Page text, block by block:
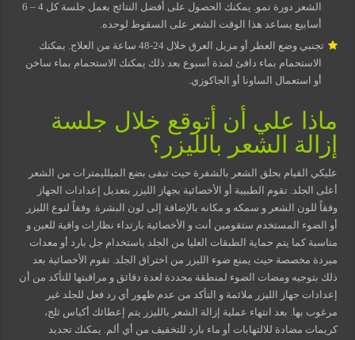
الشعر دورة نمو. يمكنك الحصول على أفضل النتائج بعمل جلسة كل 4 – 6
أسابيع يساعد هذا الوقت الشعر على السقوط لوحده.
تجنبي وضع العطر أو مزيل العرق خلال 24-48 ساعة من العلاج. يمكنك
الاستحمام بماء دافئ لمدة أسبوع بعد ذلك يمكنك الاستحمام بماء ساخن
أو استعمال الساونا أو الجاكوزي.
ماذا علي أن أتوقع خلال جلسة
إزالة الشعر بالليزر؟
عليكي القيام بحلق الشعر بالشفرة حيث تبقى بضع الميلليمترات من الشعر
أعلى الجلد. تقوم الطبيبة أو الأخصائية بجهاز الليزر بتعديل إعدادات الجهاز
وفقاً للون الشعر و سمكه و مكانه بالإضافة إلى لون البشرة. وفقاً لنوع الليزر
أو الضوء المستخدم ستقومين أنت و الأخصائية بارتداء نظارات واقية للعين و
مناسبة كما يتم حماية الطبقات العليا من الجلد باستخدام جل بارد أو معدات
مبردة مخصصة حيث يمنع ضوء الليزر من اختراق الجلد. تقوم الأخصائية بعد
ذلك بتوجيه ومضات الضوء لمنطقة محددة لعدة دقائق و مراقبتها للتأكد من أن
إعدادات جهاز الليزر ملائمة و التأكد من عدم ظهور أي رد فعل للجلد غير
مرغوب بها. بعد انتهاء عملية إزالة الشعر بالليزر يتم إعطائك أكياس ثلج،
كريمات مضادة للالتهابات أو ماء بارد للتخفيف من أي ألم. يمكنك تحديد